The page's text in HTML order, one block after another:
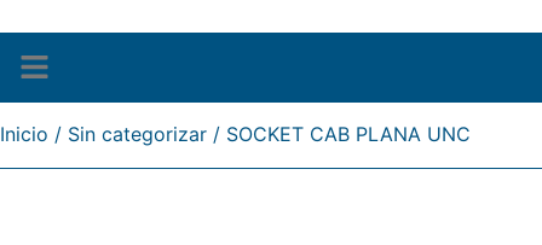
Inicio / Sin categorizar / SOCKET CAB PLANA UNC